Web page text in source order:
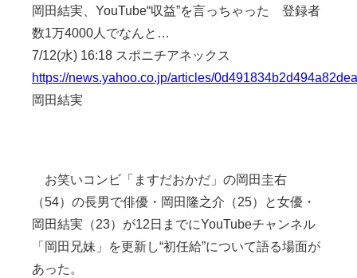
岡田結実、YouTube“収益”を言っちゃった 登録者
数1万4000人でなんと…
7/12(水) 16:18 スポニチアネックス
https://news.yahoo.co.jp/articles/
岡田結実
お笑いコンビ「ますだおかだ」の岡田圭右
（54）の長男で俳優・岡田隆之介（25）と女優・
岡田結実（23）が12日までにYouTubeチャンネル
「岡田兄妹」を更新し“初任給”について語る場面が
あった。